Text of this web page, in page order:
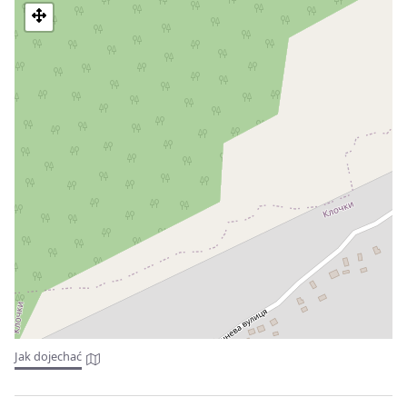
XIV-XIX wieku. Znajduje się w miejscowości Chynadiyovo i jest
zabytkiem narodowym.
Zamek Palanok to zamek w zakarpackim mieście Mukaczewo.
Unikalny przykład średniowiecznej architektury
fortyfikacyjnej, z połączeniem różnych stylów.
Kościół Narodzenia Najświętszej Maryi Panny. Pierwsza
połowa XIX wieku, wieś Bobovyshche.
Pałac Rakoczy lub inna nazwa "Biały Dom" (1667-1748),
Mukaczewo.
Kaplica św. Marcina (XIV w.), Mukaczewo.
Klasztor św: Kościół św. Mikołaja (1789-1806), cele z
dzwonnicą (1772), Mukaczewo.
Budynek Rady Miejskiej (1906);
Kościół Najświętszej Marii Panny. Początek XIX w., wieś
V.Koropets.
Kościół św. Michała. XIX w., wieś Kuczawa.
Kościół Najświętszej Marii Panny. Koniec XIX w., wieś
Klachanowo.
Klachanowo.
Kościół Reformatów - koniec XIV wieku, wieś Rakoszyno.
Jak dojechać